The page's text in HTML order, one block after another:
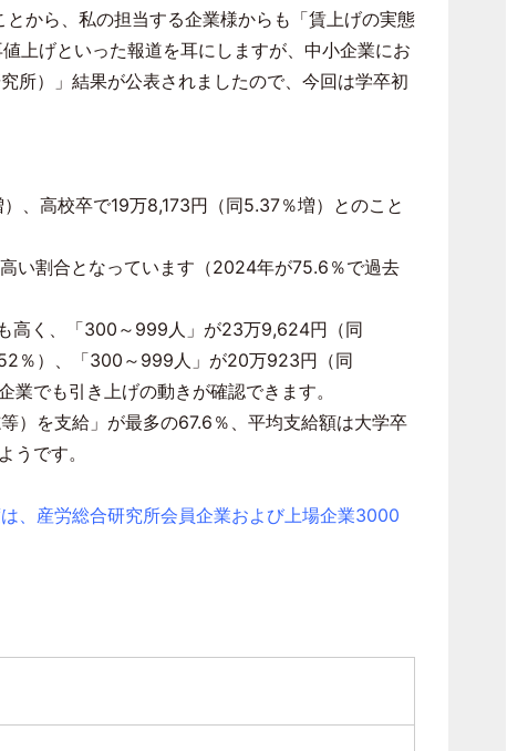
から、私の担当する企業様からも「賃上げの実態
上げといった報道を耳にしますが、中小企業にお
所）」結果が公表されましたので、今回は学卒初
）、高校卒で19万8,173円（同5.37％増）とのこと
い割合となっています（2024年が75.6 ％で過去
高く、「300 ～ 999 人」が23万9,624円（同
％）、「300 ～ 999 人」が20万923円（同
でも引き上げの動きが確認できます。
）を支給」が最多の67.6 ％、平均支給額は大学卒
うです。
、産労総合研究所会員企業および上場企業3000